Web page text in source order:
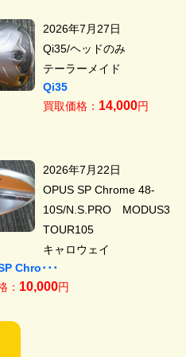
2026年7月27日
Qi35/ヘッドのみ
テーラーメイド
Qi35
買取価格： 14,000円
2026年7月22日
OPUS SP Chrome 48-
10S/N.S.PRO MODUS3
TOUR105
キャロウェイ
Chro･･･
： 10,000円